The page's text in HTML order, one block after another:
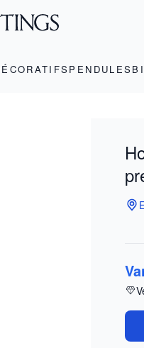
PENDULES